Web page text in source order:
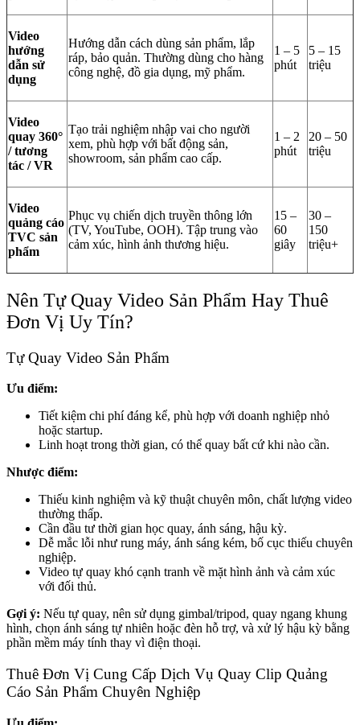
Video
hướng
dẫn sử
dụng
Hướng dẫn cách dùng sản phẩm, lắp
ráp, bảo quản. Thường dùng cho hàng
công nghệ, đồ gia dụng, mỹ phẩm.
1 – 5
phút
5 – 15
triệu
Video
quay 360°
/ tương
tác / VR
Tạo trải nghiệm nhập vai cho người
xem, phù hợp với bất động sản,
showroom, sản phẩm cao cấp.
1 – 2
phút
20 – 50
triệu
Video
quảng cáo
TVC sản
phẩm
Phục vụ chiến dịch truyền thông lớn
(TV, YouTube, OOH). Tập trung vào
cảm xúc, hình ảnh thương hiệu.
15 –
60
giây
30 –
150
triệu+
Nên Tự Quay Video Sản Phẩm Hay Thuê
Đơn Vị Uy Tín?
Tự Quay Video Sản Phẩm
Ưu điểm:
Tiết kiệm chi phí đáng kể, phù hợp với doanh nghiệp nhỏ
hoặc startup.
Linh hoạt trong thời gian, có thể quay bất cứ khi nào cần.
Nhược điểm:
Thiếu kinh nghiệm và kỹ thuật chuyên môn, chất lượng video
thường thấp.
Cần đầu tư thời gian học quay, ánh sáng, hậu kỳ.
Dễ mắc lỗi như rung máy, ánh sáng kém, bố cục thiếu chuyên
nghiệp.
Video tự quay khó cạnh tranh về mặt hình ảnh và cảm xúc
với đối thủ.
Gợi ý: Nếu tự quay, nên sử dụng gimbal/tripod, quay ngang khung
hình, chọn ánh sáng tự nhiên hoặc đèn hỗ trợ, và xử lý hậu kỳ bằng
phần mềm máy tính thay vì điện thoại.
Thuê Đơn Vị Cung Cấp Dịch Vụ Quay Clip Quảng
Cáo Sản Phẩm Chuyên Nghiệp